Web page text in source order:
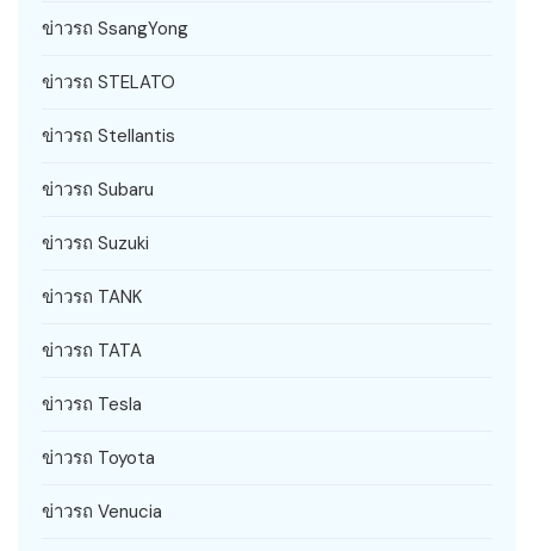
ข่าวรถ SsangYong
ข่าวรถ STELATO
ข่าวรถ Stellantis
ข่าวรถ Subaru
ข่าวรถ Suzuki
ข่าวรถ TANK
ข่าวรถ TATA
ข่าวรถ Tesla
ข่าวรถ Toyota
ข่าวรถ Venucia